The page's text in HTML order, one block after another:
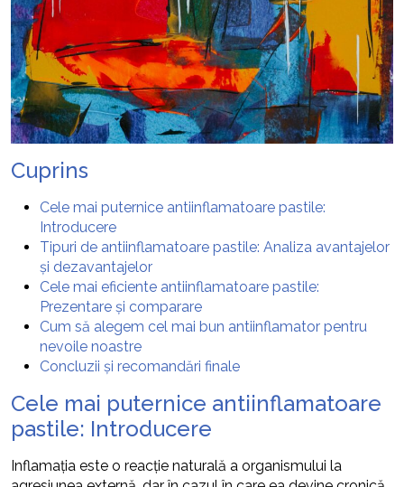
Cuprins
Cele mai puternice antiinflamatoare pastile:
Introducere
Tipuri de antiinflamatoare pastile: Analiza avantajelor
și dezavantajelor
Cele mai eficiente antiinflamatoare pastile:
Prezentare și comparare
Cum să alegem cel mai bun antiinflamator pentru
nevoile noastre
Concluzii și recomandări finale
Cele mai puternice antiinflamatoare
pastile: Introducere
Inflamația este o reacție naturală a organismului la